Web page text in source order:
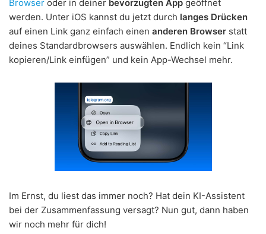
Browser oder in deiner bevorzugten App geöffnet
werden. Unter iOS kannst du jetzt durch langes Drücken
auf einen Link ganz einfach einen anderen Browser statt
deines Standardbrowsers auswählen. Endlich kein “Link
kopieren/Link einfügen” und kein App-Wechsel mehr.
Im Ernst, du liest das immer noch? Hat dein KI-Assistent
bei der Zusammenfassung versagt? Nun gut, dann haben
wir noch mehr für dich!